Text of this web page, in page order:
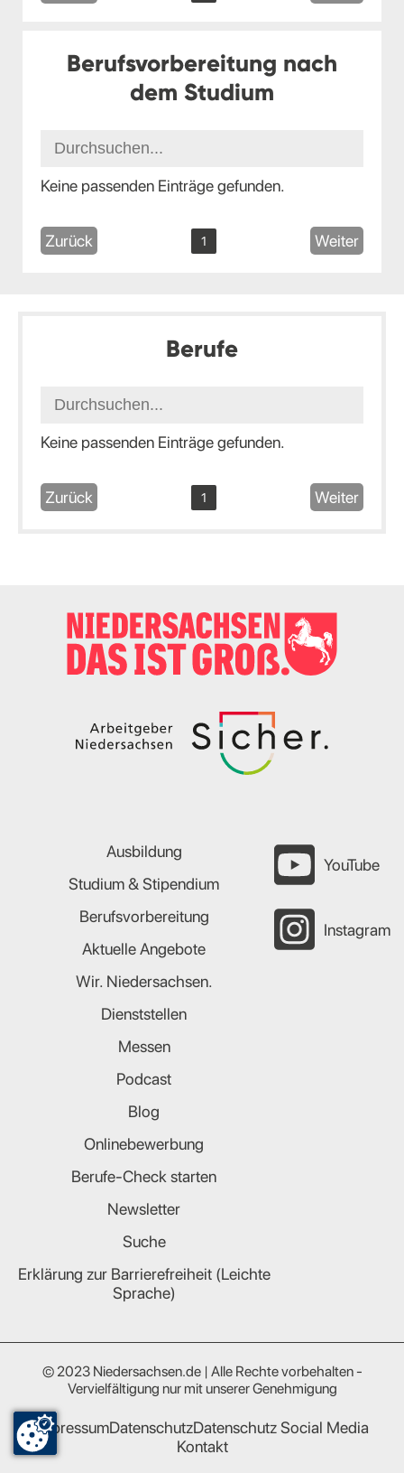
Berufsvorbereitung nach
dem Studium
Keine passenden Einträge gefunden.
Zurück 1 Weiter
Berufe
Keine passenden Einträge gefunden.
Zurück 1 Weiter
Ausbildung
Studium & Stipendium
Berufsvorbereitung
Aktuelle Angebote
Wir. Niedersachsen.
Dienststellen
Messen
Podcast
Blog
Onlinebewerbung
Berufe-Check starten
Newsletter
Suche
Erklärung zur Barrierefreiheit (Leichte
Sprache)
YouTube
Instagram
© 2023 Niedersachsen.de | Alle Rechte vorbehalten -
Vervielfältigung nur mit unserer Genehmigung
ImpressumDatenschutzDatenschutz Social Media
Kontakt